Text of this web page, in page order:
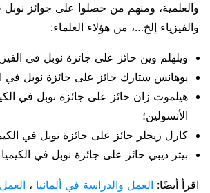
والعلمية، ومنهم من حصلوا على جوائز نوبل
والفيزياء إلخ…، من هؤلاء العلماء:
ويلهلم وين حائز على جائزة نوبل في
يوهانس ستارك حائز على جائزة نوبل في
هيلموت زان حائز على جائزة نوبل في
الأنسولين؛
كارل زيجلر حائز على جائزة نوبل في
بيتر ديبي حائز على جائزة نوبل في
اقرأ أيضًا: العمل والدراسة في ألمانيا ،